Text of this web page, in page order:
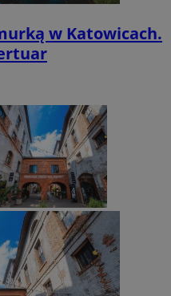
w Katowicach.